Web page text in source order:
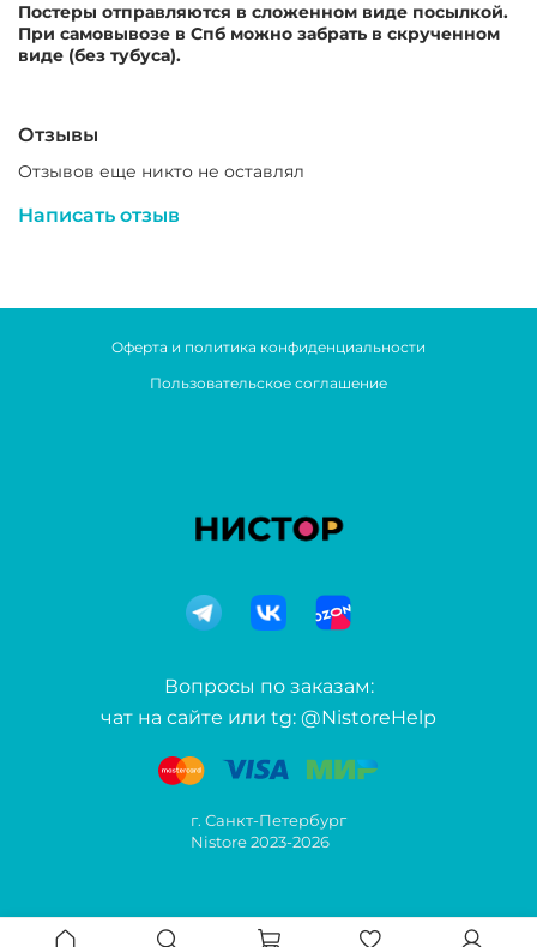
Постеры отправляются в сложенном виде посылкой.
При самовывозе в Спб можно забрать в скрученном
виде (без тубуса).
Отзывы
Отзывов еще никто не оставлял
Написать отзыв
Оферта и политика конфиденциальности
Пользовательское соглашение
Вопросы по заказам:
чат на сайте или tg: @NistoreHelp
г. Санкт-Петербург
Nistore 2023-2026